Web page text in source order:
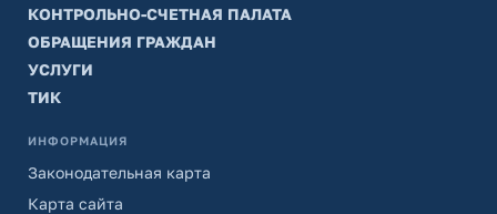
КОНТРОЛЬНО-СЧЕТНАЯ ПАЛАТА
ОБРАЩЕНИЯ ГРАЖДАН
УСЛУГИ
ТИК
ИНФОРМАЦИЯ
Законодательная карта
Карта сайта